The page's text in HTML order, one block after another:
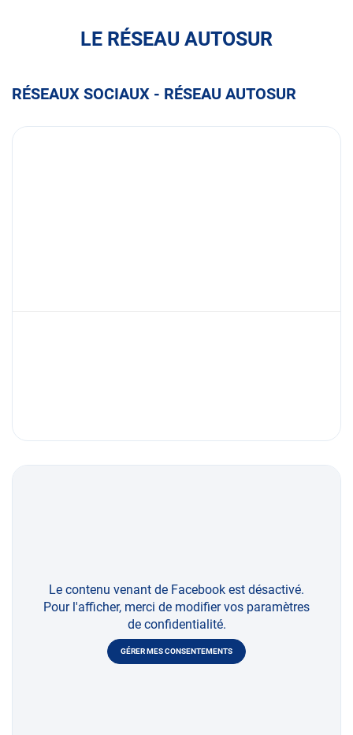
LE RÉSEAU AUTOSUR
RÉSEAUX SOCIAUX - RÉSEAU AUTOSUR
Le contenu venant de Facebook est désactivé.
Pour l'afficher, merci de modifier vos paramètres
de confidentialité.
GÉRER MES CONSENTEMENTS